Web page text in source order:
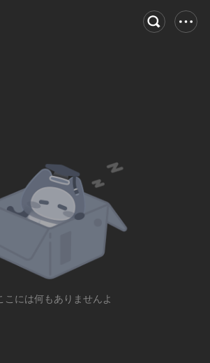
こには何もありませんよ